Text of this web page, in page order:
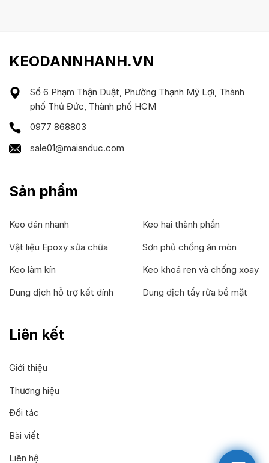
KEODANNHANH.VN
Số 6 Phạm Thận Duật, Phường Thạnh Mỹ Lợi, Thành
phố Thủ Đức, Thành phố HCM
0977 868803
sale01@maianduc.com
Sản phẩm
Keo dán nhanh
Keo hai thành phần
Vật liệu Epoxy sửa chữa
Sơn phủ chống ăn mòn
Keo làm kín
Keo khoá ren và chống xoay
Dung dịch hỗ trợ kết dính
Dung dịch tẩy rửa bề mặt
Liên kết
Giới thiệu
Thương hiệu
Đối tác
Bài viết
Liên hệ